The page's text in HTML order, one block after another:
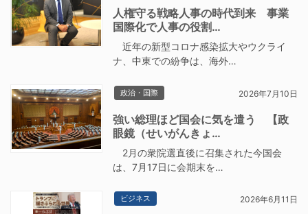
人権守る戦略人事の時代到来 事業
国際化で人事の役割…
近年の新型コロナ感染拡大やウクライ
ナ、中東での紛争は、海外…
政治・国際 2026年7月10日
強い総理ほど国会に気を遣う 【政
眼鏡（せいがんきょ…
2月の衆院選直後に召集された今国会
は、7月17日に会期末を…
ビジネス 2026年6月11日